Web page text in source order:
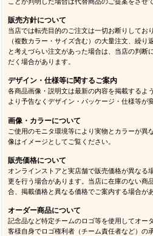
販売方針について
当店では転売目的のご注文は一切お断りしてお
（複数カラー・サイズ含む）の大量注文、繰
と考えづらい注文があった場合は、当店の判断
だく場合があります。
デザイン・仕様等に関するご案内
各商品画像・説明文は最新の内容を掲載するよ
より予告なくデザイン・パッケージ・仕様等が
画像・カラーについて
ご使用のモニタ環境等により実物とカラーが異
像はイメージとしてご覧ください。
販売価格について
オンラインストアと実店舗で販売価格が異なる
更を行う場合があります。当店に在庫のない商
合、掲載価格と異なる価格でご案内する場合が
オーダー商品について
記念品など特定チームのロゴ等を使用してオー
客様自身でロゴ権利者（チーム責任者など）の